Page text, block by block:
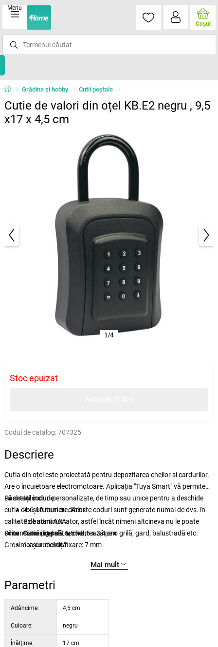
Menu
Coşul
Grădina şi hobby Cutii poştale
Cutie de valori din oțel KB.E2 negru , 9,5
x17 x 4,5 cm
1/4
Stoc epuizat
Codul de catalog:707325
Descriere
Cutia din oțel este proiectată pentru depozitarea cheilor și cardurilor.
Are o încuietoare electromotoare. Aplicația "Tuya Smart" vă permite
să setați coduri personalizate, de timp sau unice pentru a deschide
cutia de 6-10 numere. Aceste coduri sunt generate numai de dvs. în
calitate de administrator, astfel încât nimeni altcineva nu le poate
edita. Cutia poștală se montează pe o grilă, gard, balustradă etc.
Pachetul include:
4x șuruburi cu dibluri
3x baterii AAA
1x cârlig pentru chei
1x șurubelniță
Dimensiune internă: 6,5 x 8,6 x 3,4 cm
Grosimea curelei de fixare: 7 mm
Mai mult
Parametri
Adâncime: 4,5 cm
Culoare: negru
Înălţime: 17 cm